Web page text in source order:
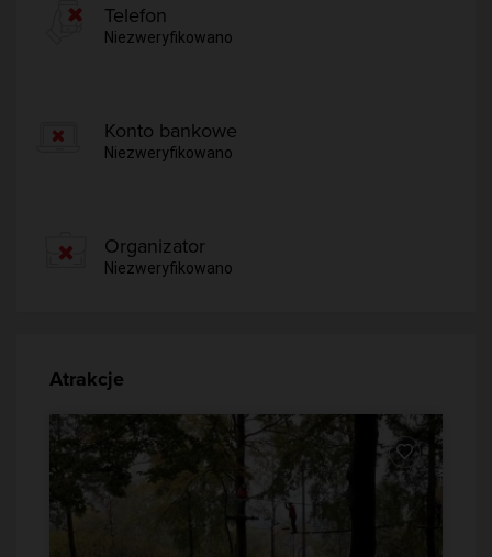
Telefon
Niezweryfikowano
Konto bankowe
Niezweryfikowano
Organizator
Niezweryfikowano
Atrakcje